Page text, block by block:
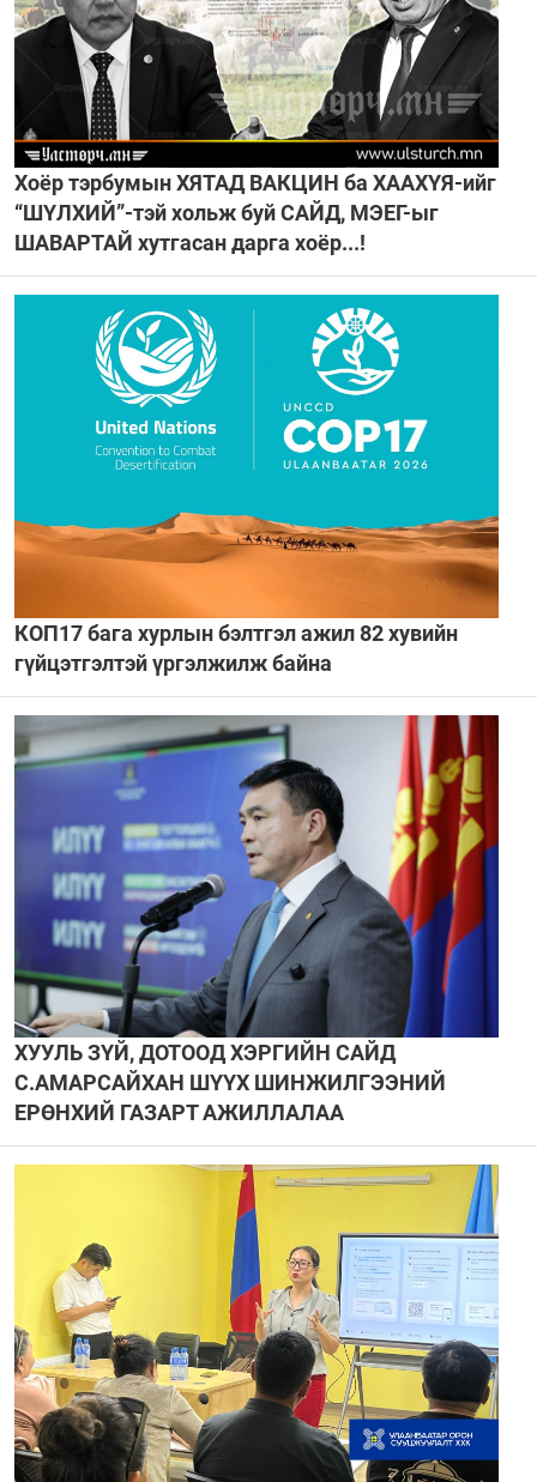
Хоёр тэрбумын ХЯТАД ВАКЦИН ба ХААХҮЯ-ийг
“ШҮЛХИЙ”-тэй хольж буй САЙД, МЭЕГ-ыг
ШАВАРТАЙ хутгасан дарга хоёр...!
КОП17 бага хурлын бэлтгэл ажил 82 хувийн
гүйцэтгэлтэй үргэлжилж байна
ХУУЛЬ ЗҮЙ, ДОТООД ХЭРГИЙН САЙД
С.АМАРСАЙХАН ШҮҮХ ШИНЖИЛГЭЭНИЙ
ЕРӨНХИЙ ГАЗАРТ АЖИЛЛАЛАА